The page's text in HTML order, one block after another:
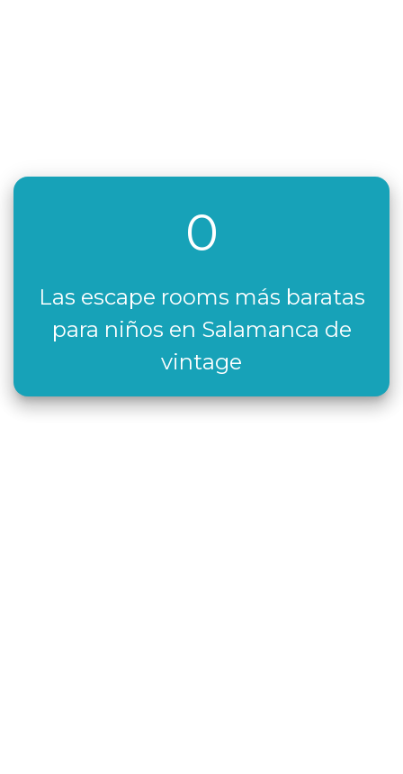
0
Las escape rooms más baratas
para niños en Salamanca de
vintage